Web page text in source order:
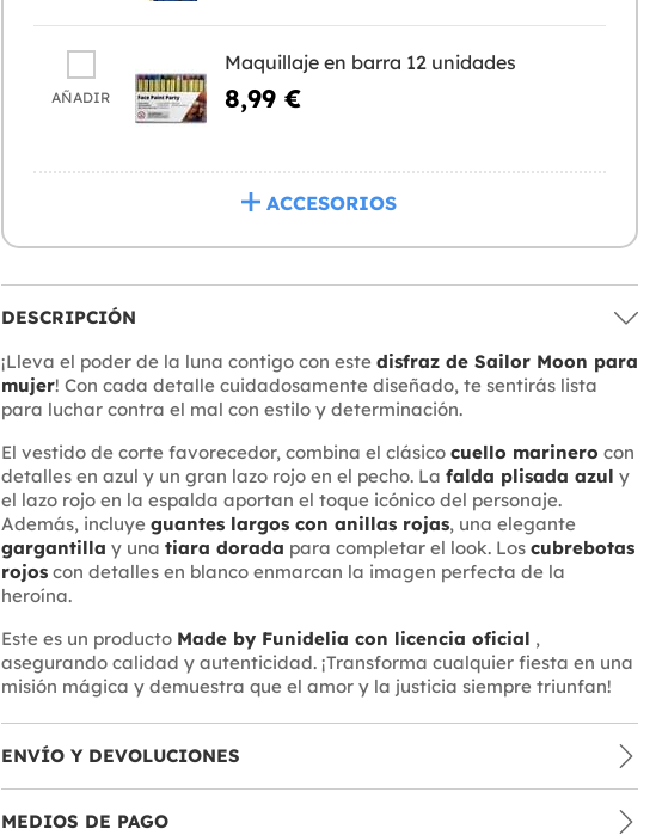
AÑADIR
Maquillaje en barra 12 unidades
8,99 €
ACCESORIOS
DESCRIPCIÓN
¡Lleva el poder de la luna contigo con este disfraz de Sailor Moon para
mujer! Con cada detalle cuidadosamente diseñado, te sentirás lista
para luchar contra el mal con estilo y determinación.
El vestido de corte favorecedor, combina el clásico cuello marinero con
detalles en azul y un gran lazo rojo en el pecho. La falda plisada azul y
el lazo rojo en la espalda aportan el toque icónico del personaje.
Además, incluye guantes largos con anillas rojas, una elegante
gargantilla y una tiara dorada para completar el look. Los cubrebotas
rojoscon detalles en blanco enmarcan la imagen perfecta de la
heroína.
Este es un producto Made by Funidelia con licencia oficial ,
asegurando calidad y autenticidad. ¡Transforma cualquier fiesta en una
misión mágica y demuestra que el amor y la justicia siempre triunfan!
ENVÍO Y DEVOLUCIONES
MEDIOS DE PAGO